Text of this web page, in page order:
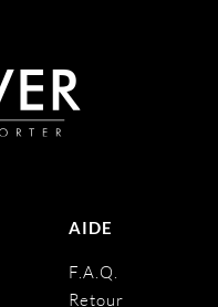
AIDE
F.A.Q.
Retour